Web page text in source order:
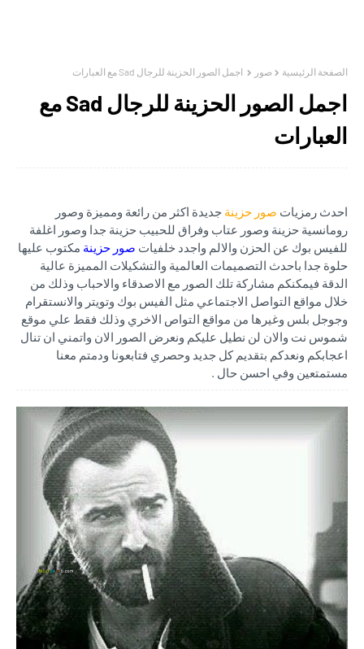
الصفحة الرئيسية صور اجمل الصور الحزينة للرجال Sad مع العبارات
اجمل الصور الحزينة للرجال Sad مع
العبارات
احدث رمزيات صور حزينة جديدة اكثر من رائعة ومميزة وصور
رومانسية حزينة وصور عتاب وفراق للحبيب حزينة جدا وصور اغلفة
للفيس بوك عن الحزن والالم واجدد خلفيات صور حزينة مكتوب عليها
حلوة جدا باحدث التصميمات العالمية والتشكيلات المميزة عالية
الدقة فيمكنكم مشاركة تلك الصور مع الاصدقاء والاحباب وذلك من
خلال مواقع التواصل الاجتماعي مثل الفيس بوك وتويتر والانستقرام
وجوجل بلس وغيرها من مواقع التواص الاخري وذلك فقط علي موقع
شموس نت والان لن نطيل عليكم ونعرض الصور الان واتمني ان تنال
اعجابكم ونعدكم بتقديم كل جديد وحصري فتابعونا ودمتم معنا
مستمتعين وفي احسن حال .